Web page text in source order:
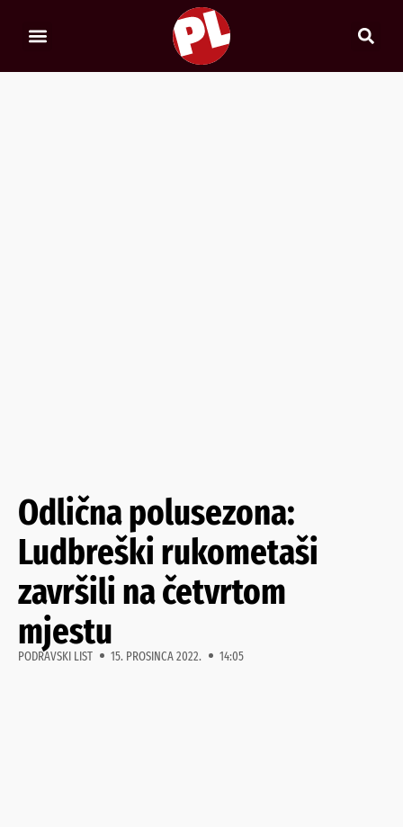
Odlična polusezona:
Ludbreški rukometaši
završili na četvrtom
mjestu
PODRAVSKI LIST 15. PROSINCA 2022. 14:05